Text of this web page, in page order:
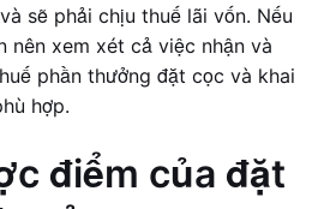
sẽ phải chịu thuế lãi vốn. Nếu
nên xem xét cả việc nhận và
phần thưởng đặt cọc và khai
hợp.
điểm của đặt